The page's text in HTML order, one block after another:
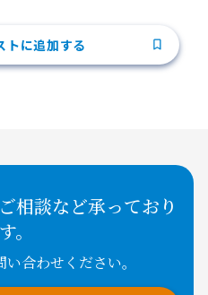
トに追加する
相談など承っており
。
合わせください。